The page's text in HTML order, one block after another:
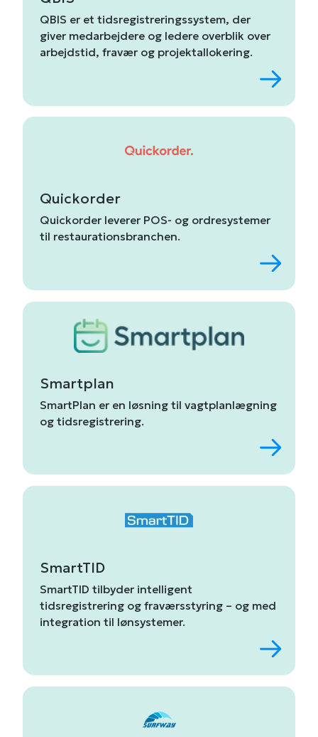
QBIS er et tidsregistreringssystem, der
giver medarbejdere og ledere overblik over
arbejdstid, fravær og projektallokering.
Quickorder
Quickorder leverer POS- og ordresystemer
til restaurationsbranchen.
Smartplan
SmartPlan er en løsning til vagtplanlægning
og tidsregistrering.
SmartTID
SmartTID tilbyder intelligent
tidsregistrering og fraværsstyring – og med
integration til lønsystemer.